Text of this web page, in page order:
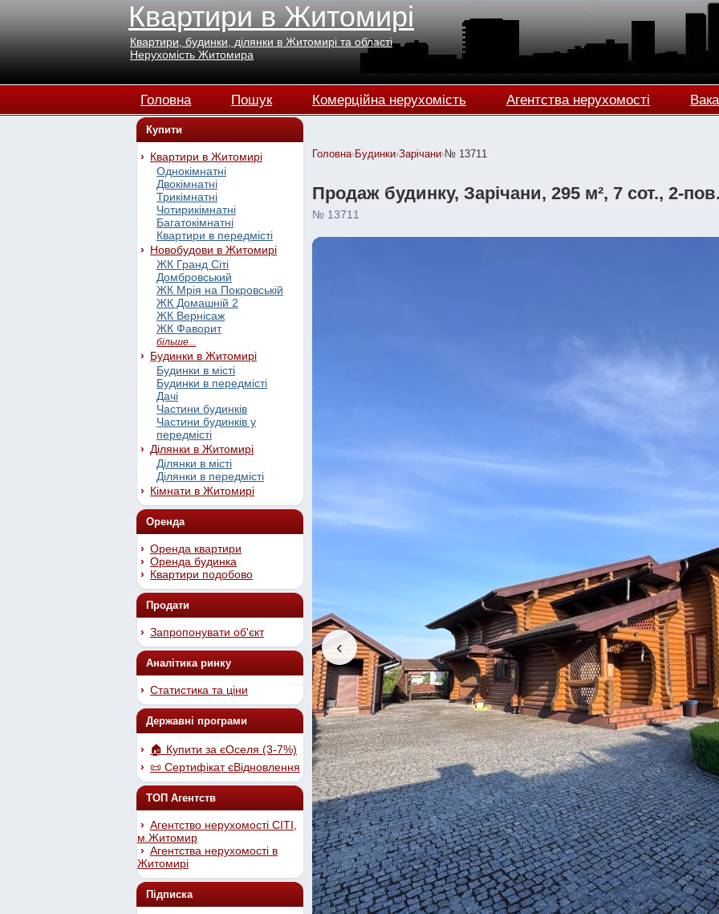
Квартири в Житомирі
Квартири, будинки, ділянки в Житомирі та області
Нерухомість Житомира
Головна Пошук Комерційна нерухомість Агентства нерухомості
Купити
Квартири в Житомирі
Однокімнатні
Двокімнатні
Трикімнатні
Чотирикімнатні
Багатокімнатні
Квартири в передмісті
Новобудови в Житомирі
ЖК Гранд Сіті
Домбровський
ЖК Мрія на Покровській
ЖК Домашній 2
ЖК Вернісаж
ЖК Фаворит
більше...
Будинки в Житомирі
Будинки в місті
Будинки в передмісті
Дачі
Частини будинків
Частини будинків у
передмісті
Ділянки в Житомирі
Ділянки в місті
Ділянки в передмісті
Кімнати в Житомирі
Оренда
Оренда квартири
Оренда будинка
Квартири подобово
Продати
Запропонувати об'єкт
Аналітика ринку
Статистика та ціни
Державні програми
🏠 Купити за єОселя (3-7%)
📜 Сертифікат єВідновлення
ТОП Агентств
Агентство нерухомості СІТІ,
м.Житомир
Агентства нерухомості в
Житомирі
Підписка
Головна›Будинки›Зарічани›№ 13711
Продаж будинку, Зарічани, 295 м², 7 сот., 2-
№ 13711
‹